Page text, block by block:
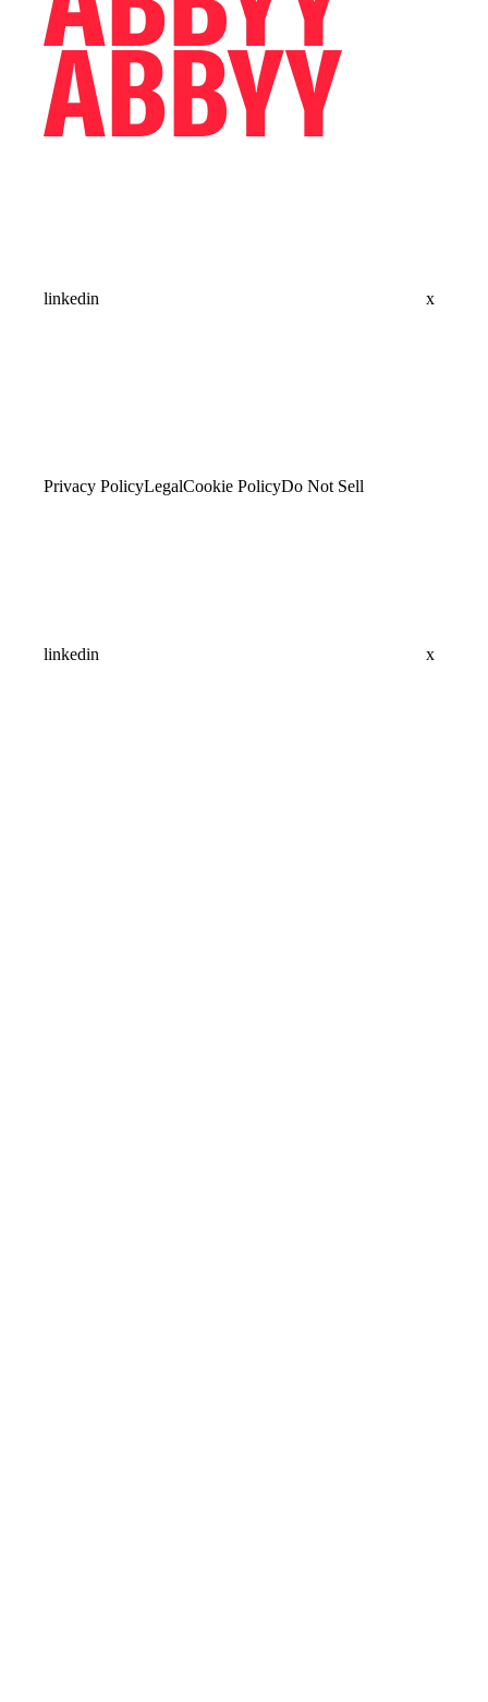
linkedin x
Privacy PolicyLegalCookie PolicyDo Not Sell
linkedin x